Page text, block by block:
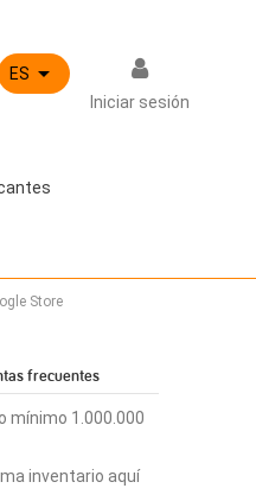
ES 
Iniciar sesión
Store
frecuentes
mínimo 1.000.000
inventario aquí